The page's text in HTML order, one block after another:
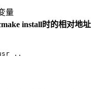
量
install时的相对地址